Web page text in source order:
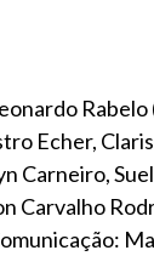
Echer,
Carneiro,
Carvalho